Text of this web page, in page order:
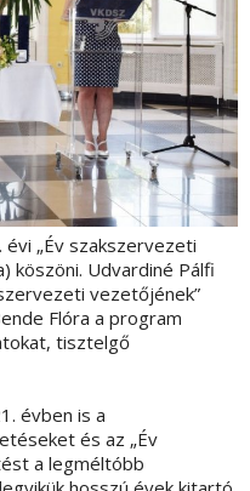
évi „Év szakszervezeti
köszöni. Udvardiné Pálfi
vezetőjének”
Flóra a program
tisztelgő
évben is a
és az „Év
a legméltóbb